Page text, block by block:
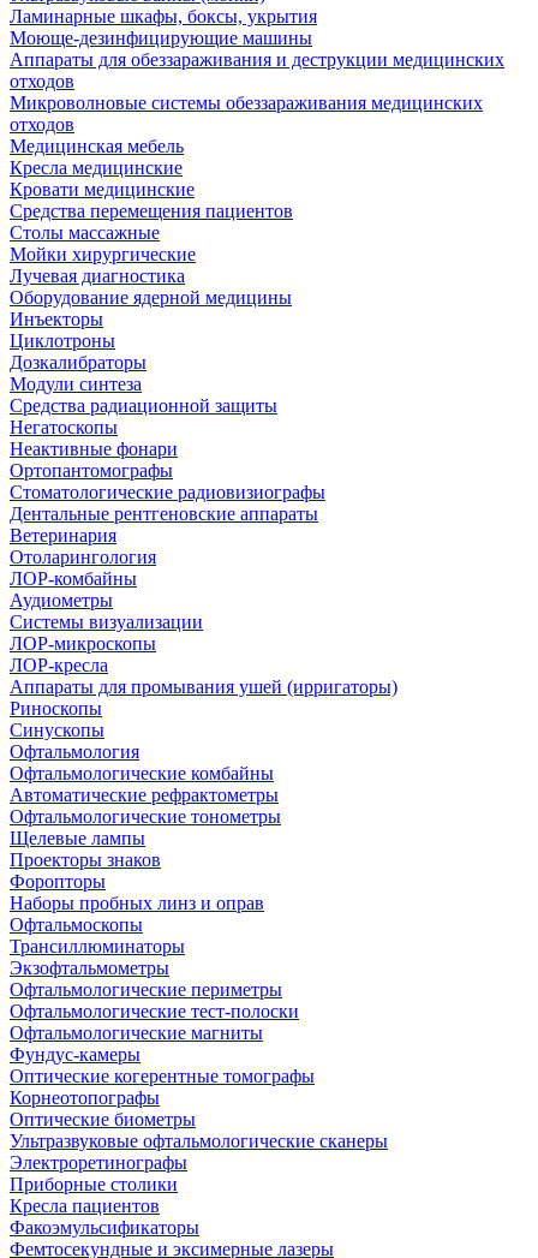
Ламинарные шкафы, боксы, укрытия
Моюще-дезинфицирующие машины
Аппараты для обеззараживания и деструкции медицинских
отходов
Микроволновые системы обеззараживания медицинских
отходов
Медицинская мебель
Кресла медицинские
Кровати медицинские
Средства перемещения пациентов
Столы массажные
Мойки хирургические
Лучевая диагностика
Оборудование ядерной медицины
Инъекторы
Циклотроны
Дозкалибраторы
Модули синтеза
Средства радиационной защиты
Негатоскопы
Неактивные фонари
Ортопантомографы
Стоматологические радиовизиографы
Дентальные рентгеновские аппараты
Ветеринария
Отоларингология
ЛОР-комбайны
Аудиометры
Системы визуализации
ЛОР-микроскопы
ЛОР-кресла
Аппараты для промывания ушей (ирригаторы)
Риноскопы
Синускопы
Офтальмология
Офтальмологические комбайны
Автоматические рефрактометры
Офтальмологические тонометры
Щелевые лампы
Проекторы знаков
Форопторы
Наборы пробных линз и оправ
Офтальмоскопы
Трансиллюминаторы
Экзофтальмометры
Офтальмологические периметры
Офтальмологические тест-полоски
Офтальмологические магниты
Фундус-камеры
Оптические когерентные томографы
Корнеотопографы
Оптические биометры
Ультразвуковые офтальмологические сканеры
Электроретинографы
Приборные столики
Кресла пациентов
Факоэмульсификаторы
Фемтосекундные и эксимерные лазеры